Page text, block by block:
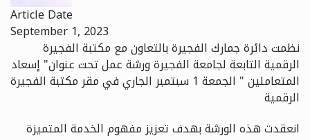
Article Date
September 1, 2023
نظمت دائرة جمارك الفجيرة بالتعاون مع مكتبة الفجيرة
الرقمية التابعة لجامعة الفجيرة ورشة عمل تحت عنوان" إسعاد
المتعاملين " الجمعة 1 سبتمبر الجاري في مقر مكتبة الفجيرة
الرقمية
انعقدت هذه الورشة بهدف تعزيز مفهوم الخدمة المتميزة